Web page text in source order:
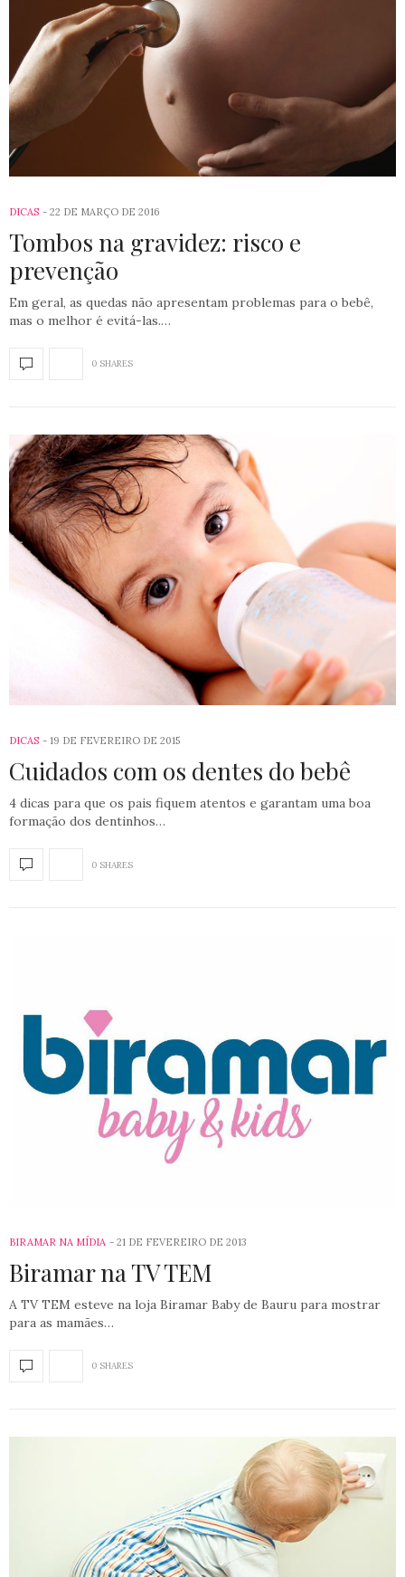
DICAS 22 DE MARÇO DE 2016
Tombos na gravidez: risco e
prevenção
Em geral, as quedas não apresentam problemas para o bebê,
mas o melhor é evitá-las.…
0 SHARES
DICAS 19 DE FEVEREIRO DE 2015
Cuidados com os dentes do bebê
4 dicas para que os pais fiquem atentos e garantam uma boa
formação dos dentinhos…
0 SHARES
BIRAMAR NA MÍDIA 21 DE FEVEREIRO DE 2013
Biramar na TV TEM
A TV TEM esteve na loja Biramar Baby de Bauru para mostrar
para as mamães…
0 SHARES